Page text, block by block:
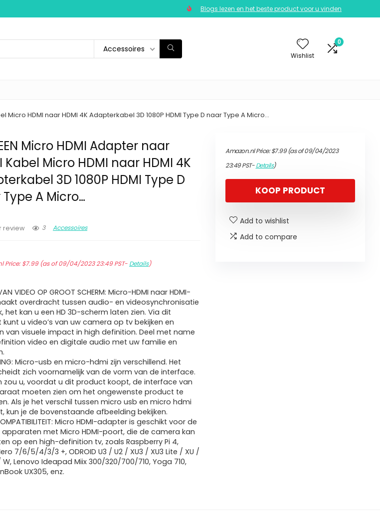
Blogs lezen en het beste product voor u vinden
Accessoires
Wishlist
0
Micro HDMI naar HDMI 4K Adapterkabel 3D 1080P HDMI Type D naar Type A Micro…
Micro HDMI Adapter naar
Kabel Micro HDMI naar HDMI 4K
3D 1080P HDMI Type D
A Micro…
review 3 Accessoires
Price:$7.99(as of 09/04/2023 23:49 PST- Details)
VIDEO OP GROOT SCHERM: Micro-HDMI naar HDMI-
overdracht tussen audio- en videosynchronisatie
het kan u een HD 3D-scherm laten zien. Via dit
u video’s van uw camera op tv bekijken en
van visuele impact in high definition. Deel met name
video en digitale audio met uw familie en
Micro-usb en micro-hdmi zijn verschillend. Het
zich voornamelijk van de vorm van de interface.
zou u, voordat u dit product koopt, de interface van
moeten zien om het ongewenste product te
Als je het verschil tussen micro usb en micro hdmi
kun je de bovenstaande afbeelding bekijken.
Micro HDMI-adapter is geschikt voor de
met Micro HDMI-poort, die de camera kan
op een high-definition tv, zoals Raspberry Pi 4,
7/6/5/4/3/3 +, ODROID U3 / U2 / XU3 / XU3 Lite / XU /
W, Lenovo Ideapad Miix 300/320/700/710, Yoga 710,
UX305, enz.
Amazon.nl Price:$7.99(as of 09/04/2023
23:49 PST-Details)
KOOP PRODUCT
Add to wishlist
Add to compare